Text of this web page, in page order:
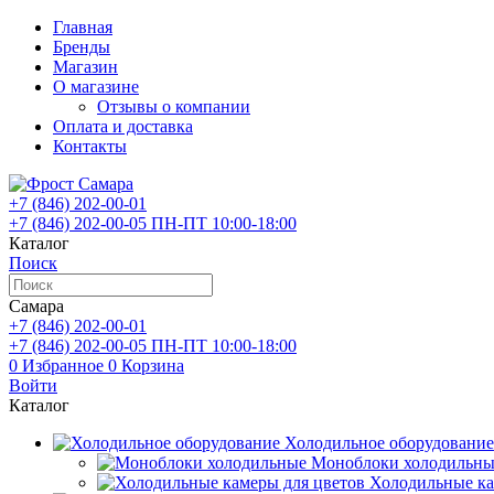
Главная
Бренды
Магазин
О магазине
Отзывы о компании
Оплата и доставка
Контакты
+7 (846) 202-00-01
+7 (846) 202-00-05 ПН-ПТ 10:00-18:00
Каталог
Поиск
Самара
+7 (846) 202-00-01
+7 (846) 202-00-05 ПН-ПТ 10:00-18:00
0 Избранное 0 Корзина
Войти
Каталог
Холодильное оборудование
Моноблоки
Холодильные